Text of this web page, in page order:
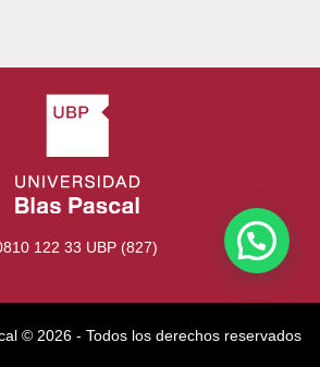
122 33 UBP (827)
©️ 2026 - Todos los derechos reservados